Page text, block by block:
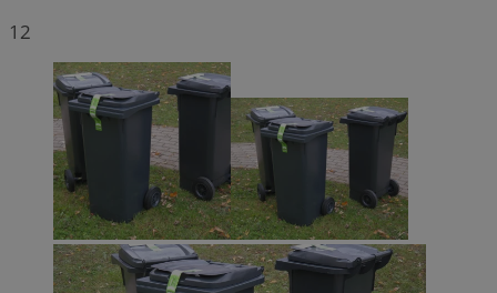
12